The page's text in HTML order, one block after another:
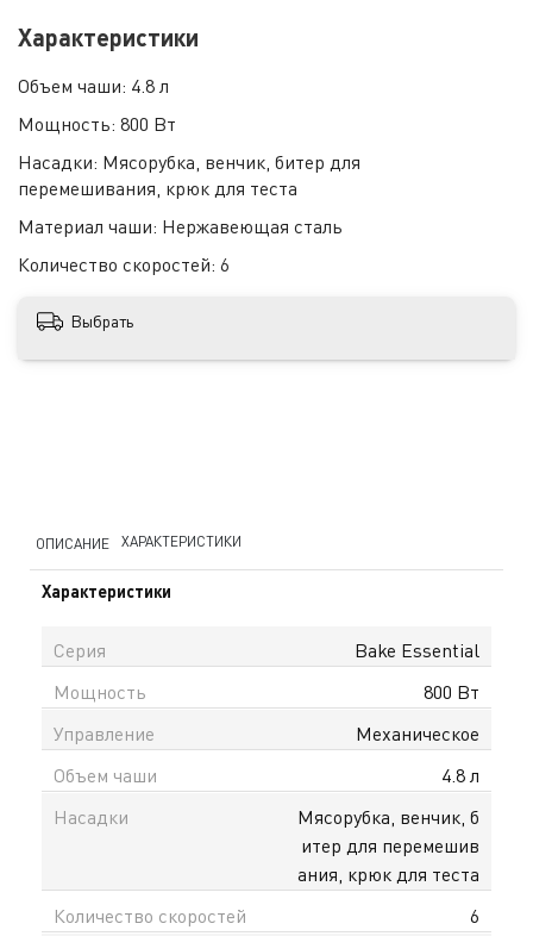
Характеристики
Объем чаши: 4.8 л
Мощность: 800 Вт
Насадки: Мясорубка, венчик, битер для
перемешивания, крюк для теста
Материал чаши: Нержавеющая сталь
Количество скоростей: 6
Выбрать
ОПИСАНИЕ ХАРАКТЕРИСТИКИ
Характеристики
Серия
Bake Essential
Мощность
800 Вт
Управление
Механическое
Объем чаши
4.8 л
Насадки
Мясорубка, венчик, б
итер для перемешив
ания, крюк для теста
Количество скоростей
6